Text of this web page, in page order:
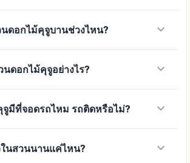
ดอกไม้คุจูบานช่วงไหน? keyboard_arrow_down
นดอกไม้คุจูอย่างไร? keyboard_arrow_down
มีที่จอดรถไหม รถติดหรือไม่? keyboard_arrow_down
ในสวนนานแค่ไหน? keyboard_arrow_down